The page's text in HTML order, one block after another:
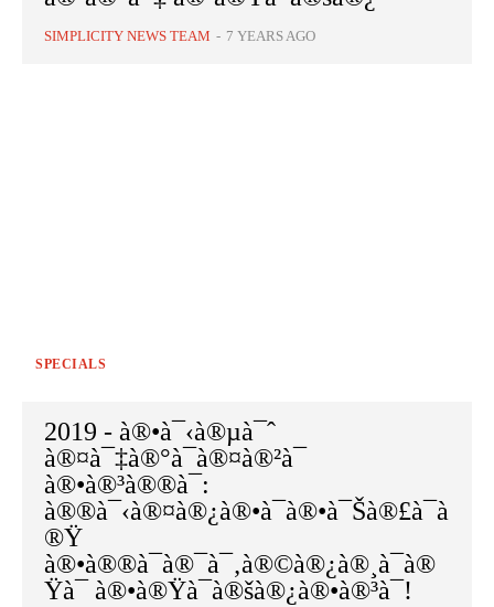
SIMPLICITY NEWS TEAM - 7 YEARS AGO
SPECIALS
2019 - à®•à¯‹à®µà¯ˆ
à®¤à¯‡à®°à¯à®¤à®²à¯
à®•à®³à®®à¯:
à®®à¯‹à®¤à®¿à®•à¯à®•à¯Šà®£à¯à
®Ÿ
à®•à®®à¯à®¯à¯‚à®©à®¿à®¸à¯à®
Ÿà¯ à®•à®Ÿà¯à®šà®¿à®•à®³à¯!